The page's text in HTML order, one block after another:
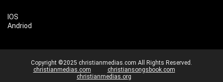
IOS
Andriod
Copyright ©2025 christianmedias.com All Rights Reserved.
christianmedias.com
christiansongsbook.com
christianmedias.org